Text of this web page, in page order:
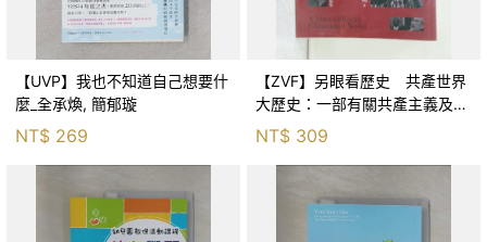
【UVP】我也不知道自己想要什
麼_全承煥, 簡郁璇
NT$ 269
【ZVF】另眼看歷史 共產世界
大歷史：一部有關共產主義及共
產黨兩百年的興衰史_呂正理
NT$ 309